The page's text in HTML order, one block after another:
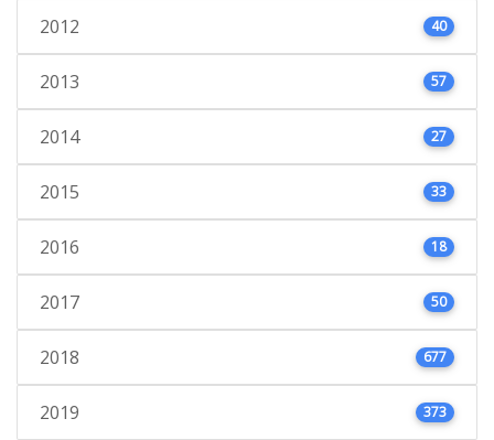
2012 40
2013 57
2014 27
2015 33
2016 18
2017 50
2018 677
2019 373